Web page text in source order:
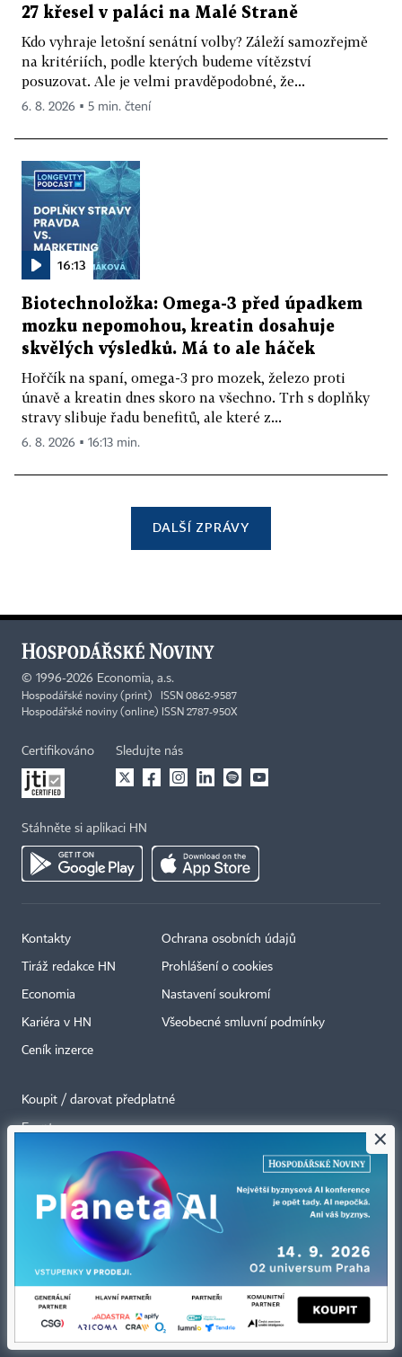
27 křesel v paláci na Malé Straně
Kdo vyhraje letošní senátní volby? Záleží samozřejmě
na kritériích, podle kterých budeme vítězství
posuzovat. Ale je velmi pravděpodobné, že...
6. 8. 2026 ▪ 5 min. čtení
16:13
Biotechnoložka: Omega-3 před úpadkem
mozku nepomohou, kreatin dosahuje
skvělých výsledků. Má to ale háček
Hořčík na spaní, omega-3 pro mozek, železo proti
únavě a kreatin dnes skoro na všechno. Trh s doplňky
stravy slibuje řadu benefitů, ale které z...
6. 8. 2026 ▪ 16:13 min.
DALŠÍ ZPRÁVY
© 1996-2026 Economia, a.s.
Hospodářské noviny (print) ISSN 0862-9587
Hospodářské noviny (online) ISSN 2787-950X
Certifikováno Sledujte nás
Stáhněte si aplikaci HN
Kontakty
Tiráž redakce HN
Economia
Kariéra v HN
Ceník inzerce
Ochrana osobních údajů
Prohlášení o cookies
Nastavení soukromí
Všeobecné smluvní podmínky
Koupit / darovat předplatné
Eventy
RSS kanály
Autorská práva vykonává vydavatel. Bez písemného svolení vydavatele je
zakázáno jakékoli užití částí nebo celku díla, zejména rozmnožování a šíření
jiném jazyce. Bez souhlasu vydavatele je zakázáno též rozmnožování
obsahu pro účely automatizované analýzy textů nebo dat
podle ustanovení § 39c autorského zákona.
×